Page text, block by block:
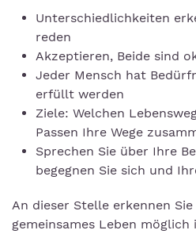
Unterschiedlichkeiten
reden
Akzeptieren, Beide sind
Jeder Mensch hat
erfüllt werden
Ziele: Welchen
Passen Ihre Wege
Sprechen Sie über Ihre
begegnen Sie sich und
An dieser Stelle erkennen
gemeinsames Leben möglich